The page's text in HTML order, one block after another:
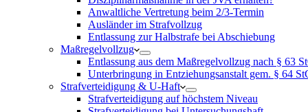
Anwaltliche Vertretung beim 2/3-Termin
Ausländer im Strafvollzug
Entlassung zur Halbstrafe bei Abschiebung
Maßregelvollzug
Entlassung aus dem Maßregelvollzug nach § 63
Unterbringung in Entziehungsanstalt gem. § 64
Strafverteidigung & U-Haft
Strafverteidigung auf höchstem Niveau